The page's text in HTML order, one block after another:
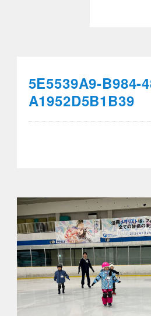
5E5539A9-B984-
A1952D5B1B39